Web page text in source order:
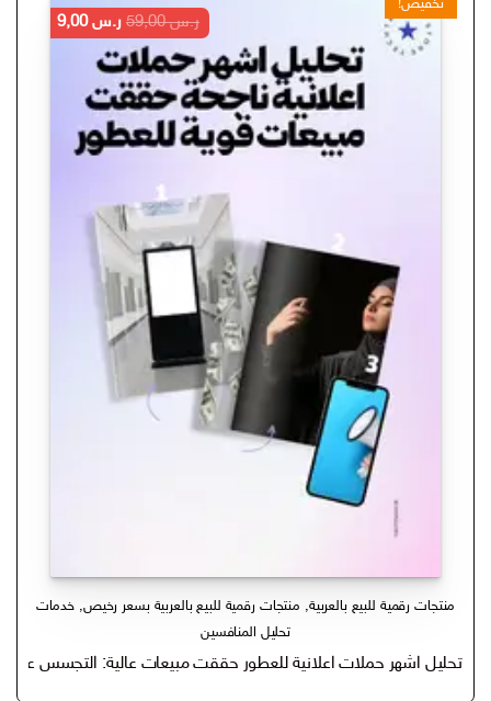
تخفيض!
منتجات رقمية للبيع بالعربية, منتجات رقمية للبيع بالعربية بسعر رخيص, خدمات
تحليل المنافسين
تحليل اشهر حملات اعلانية للعطور حققت مبيعات عالية: التجسس على
ر.س59,00
السعر
الأصلي
هو:
ر.س 59,00.
ر.س9,00
السعر